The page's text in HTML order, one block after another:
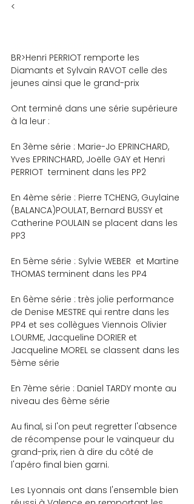
<
BR>Henri PERRIOT remporte les
Diamants et Sylvain RAVOT celle des
jeunes ainsi que le grand-prix
Ont terminé dans une série supérieure
à la leur :
En 3ème série : Marie-Jo EPRINCHARD,
Yves EPRINCHARD, Joëlle GAY et Henri
PERRIOT  terminent dans les PP2
En 4ème série : Pierre TCHENG, Guylaine
(BALANCA)POULAT, Bernard BUSSY et
Catherine POULAIN se placent dans les
PP3
En 5ème série : Sylvie WEBER  et Martine
THOMAS terminent dans les PP4
En 6ème série : très jolie performance
de Denise MESTRE qui rentre dans les
PP4 et ses collègues Viennois Olivier
LOURME, Jacqueline DORIER et
Jacqueline MOREL se classent dans les
5ème série
En 7ème série : Daniel TARDY monte au
niveau des 6ème série
Au final, si l'on peut regretter l'absence
de récompense pour le vainqueur du
grand-prix, rien à dire du côté de
l'apéro final bien garni.
Les Lyonnais ont dans l'ensemble bien